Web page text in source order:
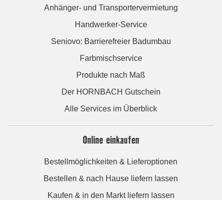
Anhänger- und Transportervermietung
Handwerker-Service
Seniovo: Barrierefreier Badumbau
Farbmischservice
Produkte nach Maß
Der HORNBACH Gutschein
Alle Services im Überblick
Online einkaufen
Bestellmöglichkeiten & Lieferoptionen
Bestellen & nach Hause liefern lassen
Kaufen & in den Markt liefern lassen